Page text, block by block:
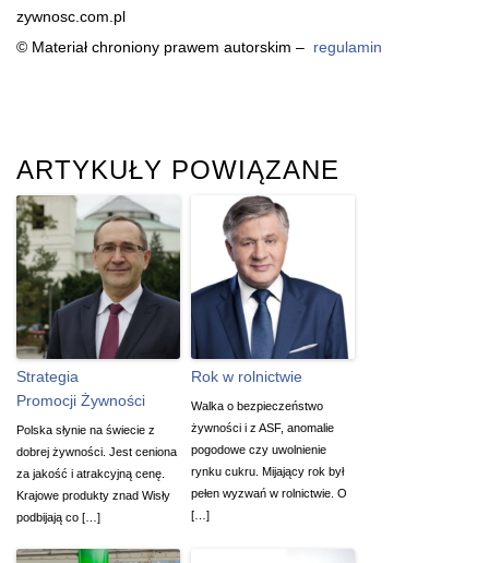
zywnosc.com.pl
© Materiał chroniony prawem autorskim – regulamin
ARTYKUŁY POWIĄZANE
Strategia
Promocji Żywności
Polska słynie na świecie z
dobrej żywności. Jest ceniona
za jakość i atrakcyjną cenę.
Krajowe produkty znad Wisły
podbijają co […]
Rok w rolnictwie
Walka o bezpieczeństwo
żywności i z ASF, anomalie
pogodowe czy uwolnienie
rynku cukru. Mijający rok był
pełen wyzwań w rolnictwie. O
[…]